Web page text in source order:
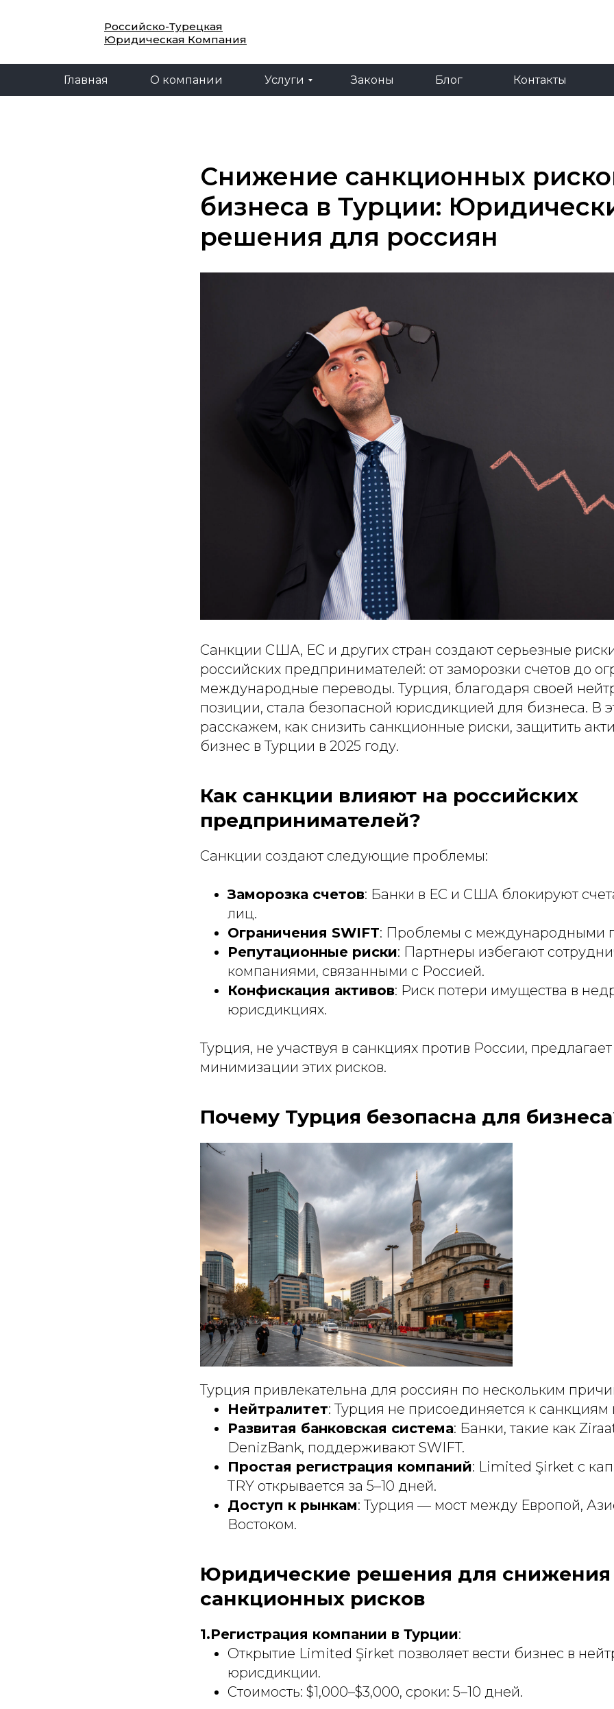
Главная О компании Услуги Законы Блог Контакты
Российско-Турецкая
Юридическая Компания
Главная О компании
Снижение санкционных
бизнеса в Турции:
решения для россиян
Санкции США, ЕС и других стран создают серьезные
российских предпринимателей: от заморозки счетов до
международные переводы. Турция, благодаря своей
позиции, стала безопасной юрисдикцией для бизнеса. В
расскажем, как снизить санкционные риски, защитить
бизнес в Турции в 2025 году.
Как санкции влияют на российских
предпринимателей?
Санкции создают следующие проблемы:
Заморозка счетов: Банки в ЕС и США блокируют
лиц.
Ограничения SWIFT: Проблемы с международными
Репутационные риски: Партнеры избегают
компаниями, связанными с Россией.
Конфискация активов: Риск потери имущества в
юрисдикциях.
Турция, не участвуя в санкциях против России,
минимизации этих рисков.
Почему Турция безопасна для
Турция привлекательна для россиян по нескольким
Нейтралитет: Турция не присоединяется к санкциям
Развитая банковская система: Банки, такие как
DenizBank, поддерживают SWIFT.
Простая регистрация компаний: Limited Şirket с
TRY открывается за 5–10 дней.
Доступ к рынкам: Турция — мост между Европой,
Востоком.
Юридические решения для снижения
санкционных рисков
1.Регистрация компании в Турции:
Открытие Limited Şirket позволяет вести бизнес в
юрисдикции.
Стоимость: $1,000–$3,000, сроки: 5–10 дней.